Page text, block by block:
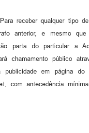
receber qualquer tipo
anterior, e mesmo
parta do particular a
chamamento público
publicidade em página
com antecedência